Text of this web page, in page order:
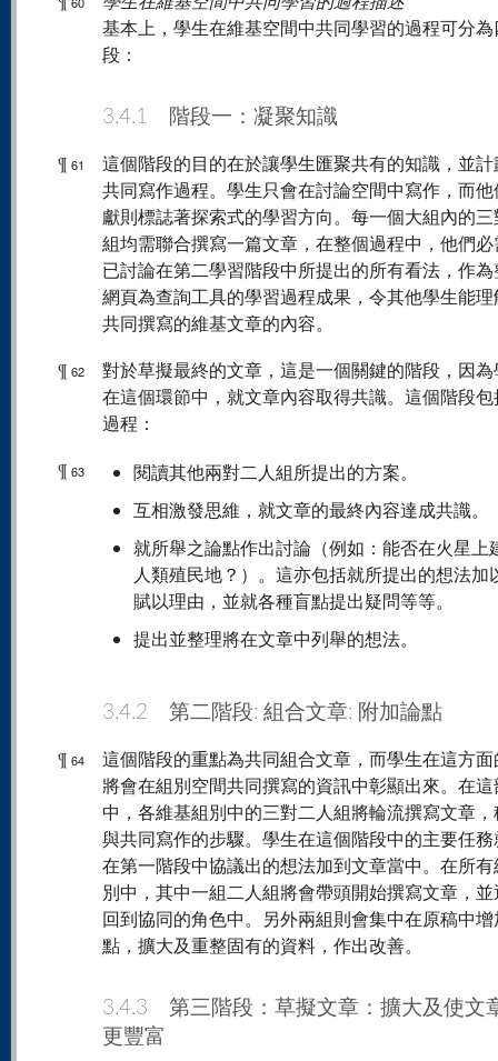
基本上，學生在維基空間中共同學習的過程可分
段：
3.4.1 階段一：凝聚知識
¶ 61
這個階段的目的在於讓學生匯聚共有的知識，並
共同寫作過程。學生只會在討論空間中寫作，而
獻則標誌著探索式的學習方向。每一個大組內的
組均需聯合撰寫一篇文章，在整個過程中，他們
已討論在第二學習階段中所提出的所有看法，作
網頁為查詢工具的學習過程成果，令其他學生能
共同撰寫的維基文章的內容。
¶ 62
對於草擬最終的文章，這是一個關鍵的階段，因
在這個環節中，就文章內容取得共識。這個階段
過程：
¶ 63
閱讀其他兩對二人組所提出的方案。
互相激發思維，就文章的最終內容達成共識。
就所舉之論點作出討論（例如：能否在火星上
人類殖民地？）。這亦包括就所提出的想法加
賦以理由，並就各種盲點提出疑問等等。
提出並整理將在文章中列舉的想法。
3.4.2 第二階段: 組合文章: 附加論點
¶ 64
這個階段的重點為共同組合文章，而學生在這方
將會在組別空間共同撰寫的資訊中彰顯出來。在這
中，各維基組別中的三對二人組將輪流撰寫文章
與共同寫作的步驟。學生在這個階段中的主要任
在第一階段中協議出的想法加到文章當中。在所
別中，其中一組二人組將會帶頭開始撰寫文章，
回到協同的角色中。另外兩組則會集中在原稿中增
點，擴大及重整固有的資料，作出改善。
3.4.3 第三階段：草擬文章：擴大及使文
更豐富